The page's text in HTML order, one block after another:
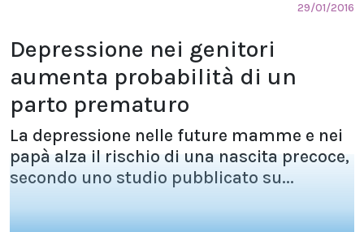
29/01/2016
Depressione nei genitori
aumenta probabilità di un
parto prematuro
La depressione nelle future mamme e nei
papà alza il rischio di una nascita precoce,
secondo uno studio pubblicato su...